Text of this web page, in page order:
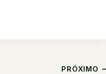
PRÓXIMO